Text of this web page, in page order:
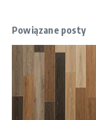
Powiązane posty